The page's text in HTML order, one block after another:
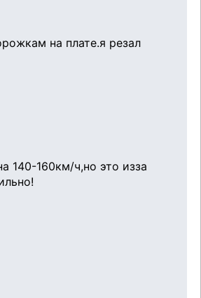
на плате.я резал
140-160км/ч,но это изза